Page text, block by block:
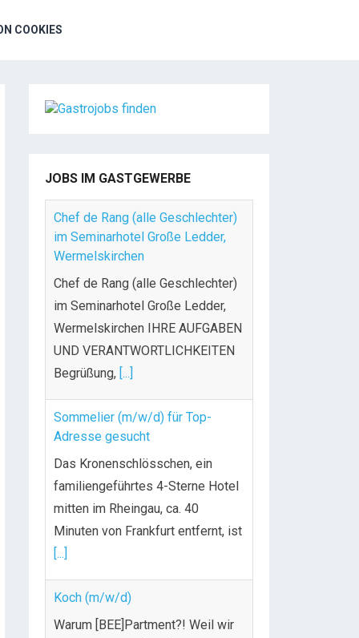
COOKIES
JOBS IM GASTGEWERBE
Chef de Rang (alle Geschlechter)
im Seminarhotel Große Ledder,
Wermelskirchen
Chef de Rang (alle Geschlechter)
im Seminarhotel Große Ledder,
Wermelskirchen IHRE AUFGABEN
UND VERANTWORTLICHKEITEN
Begrüßung, [...]
Sommelier (m/w/d) für Top-
Adresse gesucht
Das Kronenschlösschen, ein
familiengeführtes 4-Sterne Hotel
mitten im Rheingau, ca. 40
Minuten von Frankfurt entfernt, ist
[...]
Koch (m/w/d)
Warum [BEE]Partment?! Weil wir